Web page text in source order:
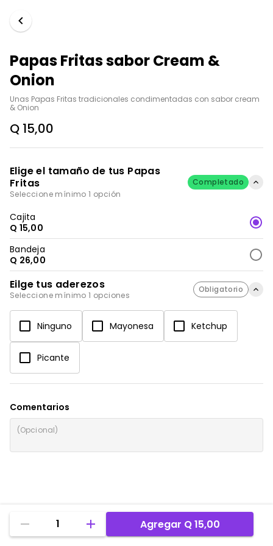
Papas Fritas sabor Cream &
Onion
Unas Papas Fritas tradicionales condimentadas con sabor cream
& Onion
Q 15,00
Elige el tamaño de tus Papas
Fritas
Seleccione mínimo 1 opción
Completado
Cajita
Q 15,00
Bandeja
Q 26,00
Eilge tus aderezos
Seleccione mínimo 1 opciones
Obligatorio
Ninguno Mayonesa Ketchup
Picante
Comentarios
1 Agregar Q 15,00